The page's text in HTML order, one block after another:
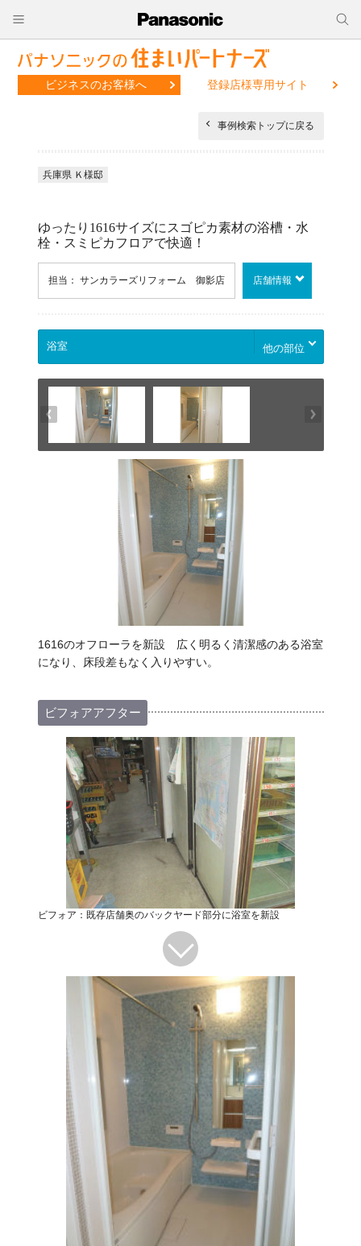
ビジネスのお客様へ 登録店様専用サイト
事例検索トップに戻る
兵庫県 Ｋ様邸
ゆったり1616サイズにスゴピカ素材の浴槽・水
栓・スミピカフロアで快適！
担当： サンカラーズリフォーム 御影店 店舗情報
他の部位
1616のオフローラを新設 広く明るく清潔感のある浴室
になり、床段差もなく入りやすい。
ビフォアアフター
ビフォア：既存店舗奥のバックヤード部分に浴室を新設